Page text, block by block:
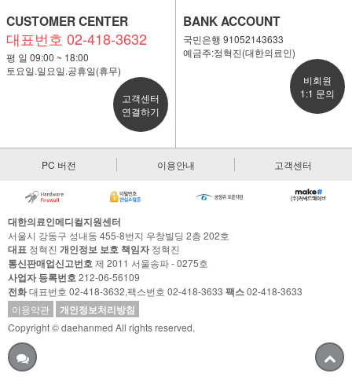
CUSTOMER CENTER
대표번호 02-418-3632
평 일 09:00 ~ 18:00
토요일.일요일.공휴일(휴무)
고객센터
연결하기
BANK ACCOUNT
국민은행 91052143633
예금주:정혁진(대한의료인)
비회원
1:1 문의
PC 버전 이용안내 고객센터
대한의료인메디컬지원센터
서울시 강동구 성내동 455-8번지 우창빌딩 2층 202호
대표 정혁진 개인정보 보호 책임자정혁진
통신판매업신고번호제 2011 서울송파 - 0275호
사업자 등록번호212-06-56109
전화대표번호 02-418-3632,팩스번호 02-418-3633 팩스02-418-3633
이용약관
개인정보처리방침
Copyright © daehanmed All rights reserved.